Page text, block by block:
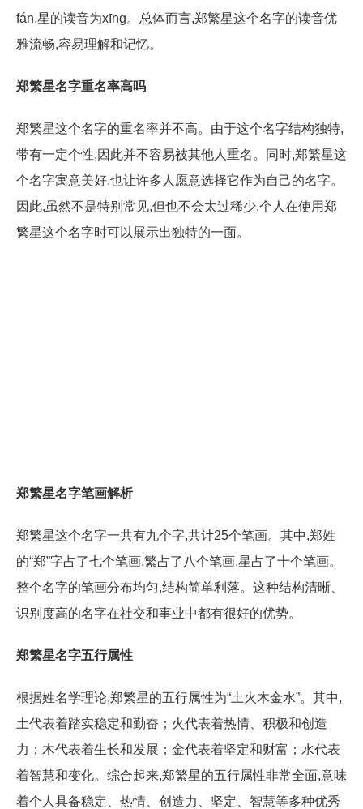
fán,星的读音为xīng。总体而言,郑繁星这个名字的读音优
雅流畅,容易理解和记忆。
郑繁星名字重名率高吗
郑繁星这个名字的重名率并不高。由于这个名字结构独特,
带有一定个性,因此并不容易被其他人重名。同时,郑繁星这
个名字寓意美好,也让许多人愿意选择它作为自己的名字。
因此,虽然不是特别常见,但也不会太过稀少,个人在使用郑
繁星这个名字时可以展示出独特的一面。
郑繁星名字笔画解析
郑繁星这个名字一共有九个字,共计25个笔画。其中,郑姓
的“郑”字占了七个笔画,繁占了八个笔画,星占了十个笔画。
整个名字的笔画分布均匀,结构简单利落。这种结构清晰、
识别度高的名字在社交和事业中都有很好的优势。
郑繁星名字五行属性
根据姓名学理论,郑繁星的五行属性为“土火木金水”。其中,
土代表着踏实稳定和勤奋；火代表着热情、积极和创造
力；木代表着生长和发展；金代表着坚定和财富；水代表
着智慧和变化。综合起来,郑繁星的五行属性非常全面,意味
着个人具备稳定、热情、创造力、坚定、智慧等多种优秀